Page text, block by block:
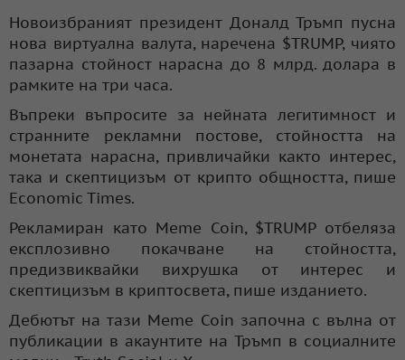
Новоизбраният президент Доналд Тръмп пусна
нова виртуална валута, наречена $TRUMP, чиято
пазарна стойност нарасна до 8 млрд. долара в
рамките на три часа.
Въпреки въпросите за нейната легитимност и
странните рекламни постове, стойността на
монетата нарасна, привличайки както интерес,
така и скептицизъм от крипто общността, пише
Economic Times.
Рекламиран като Meme Coin, $TRUMP отбеляза
експлозивно покачване на стойността,
предизвиквайки вихрушка от интерес и
скептицизъм в криптосвета, пише изданието.
Дебютът на тази Meme Coin започна с вълна от
публикации в акаунтите на Тръмп в социалните